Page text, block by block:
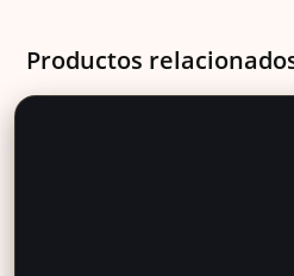
Productos